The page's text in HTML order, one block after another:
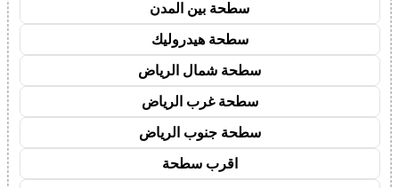
سطحة بين المدن
سطحة هيدروليك
سطحة شمال الرياض
سطحة غرب الرياض
سطحة جنوب الرياض
اقرب سطحة